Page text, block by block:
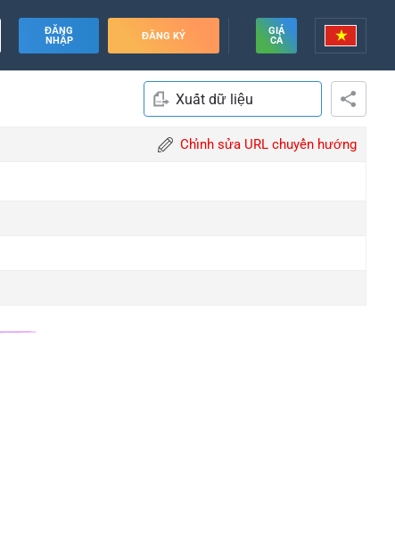
ĐĂNG
NHẬP
ĐĂNG KÝ
GIÁ
CẢ
Xuất dữ liệu
Chỉnh sửa URL chuyển hướng